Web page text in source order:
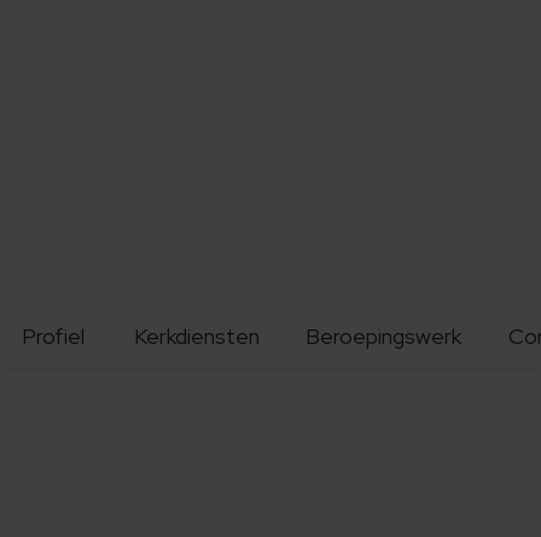
Profiel Kerkdiensten Beroepingswerk